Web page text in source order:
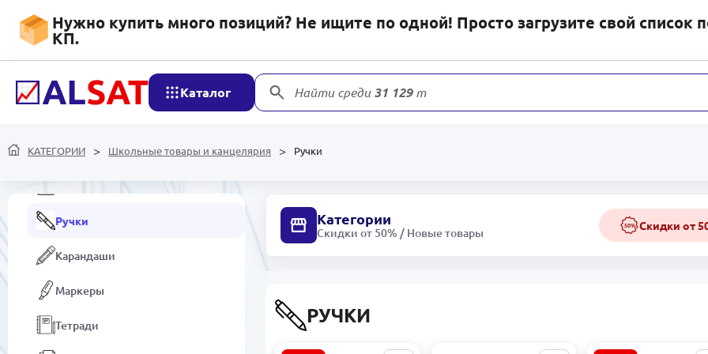
Нужно купить много позиций? Не ищите по одной! Просто загрузите свой список
КП.
Каталог Найти среди31 129товаров
КАТЕГОРИИ Школьные товары и канцелярия Ручки
Папки и Файлы
Настольные органайзеры
Школьная канцелярия
Наборы для игр и творчества
Калькуляторы
Ручки
Карандаши
Маркеры
Тетради
Категории
Скидки от 50% / Новые товары
50% Скидки от
РУЧКИ